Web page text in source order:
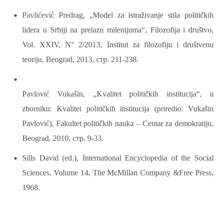
Pavlićević Predrag, „Model za istraživanje stila političkih
lidera u Srbiji na prelazu milenijuma“, Filozofija i društvo,
Vol. XXIV, N° 2/2013, Institut za filozofiju i društvenu
teoriju, Beograd, 2013, стр. 211-238.
Pavlović Vukašin, „Kvalitet političkih institucija“, u
zborniku: Kvalitet političkih institucija (priredio: Vukašin
Pavlović), Fakultet političkih nauka – Centar za demokratiju,
Beograd, 2010, стр. 9-33.
Sills David (ed.), International Encyclopedia of the Social
Sciences, Volume 14, The McMillan Company &Free Press,
1968.